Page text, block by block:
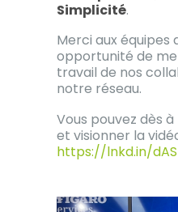
Simplicité.
Merci aux équipes
opportunité de
travail de nos
notre réseau.
Vous pouvez dès
et visionner la
https://lnkd.in/